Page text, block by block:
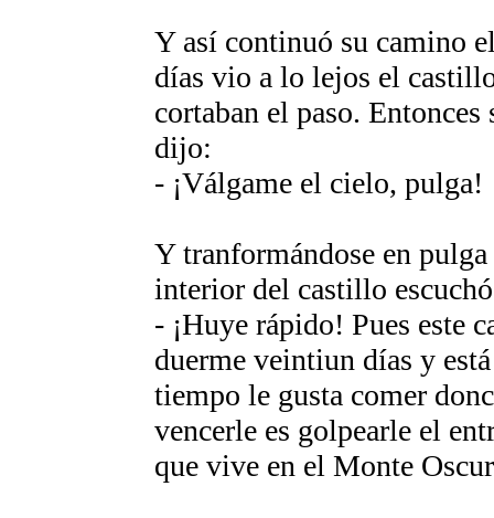
Y así continuó su camino
días vio a lo lejos el
cortaban el paso.
dijo:
- ¡Válgame el cielo, pulga!
Y tranformándose en
interior del castillo
- ¡Huye rápido! Pues este
duerme veintiun días y
tiempo le gusta comer
vencerle es golpearle el
que vive en el Monte